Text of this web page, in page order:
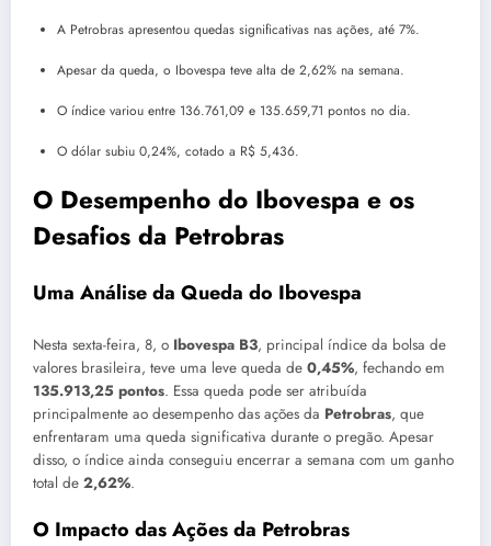
A Petrobras apresentou quedas significativas nas ações, até 7%.
Apesar da queda, o Ibovespa teve alta de 2,62% na semana.
O índice variou entre 136.761,09 e 135.659,71 pontos no dia.
O dólar subiu 0,24%, cotado a R$ 5,436.
O Desempenho do Ibovespa e os
Desafios da Petrobras
Uma Análise da Queda do Ibovespa
Nesta sexta-feira, 8, o Ibovespa B3, principal índice da bolsa de
valores brasileira, teve uma leve queda de 0,45%, fechando em
135.913,25 pontos. Essa queda pode ser atribuída
principalmente ao desempenho das ações da Petrobras, que
enfrentaram uma queda significativa durante o pregão. Apesar
disso, o índice ainda conseguiu encerrar a semana com um ganho
total de 2,62%.
O Impacto das Ações da Petrobras